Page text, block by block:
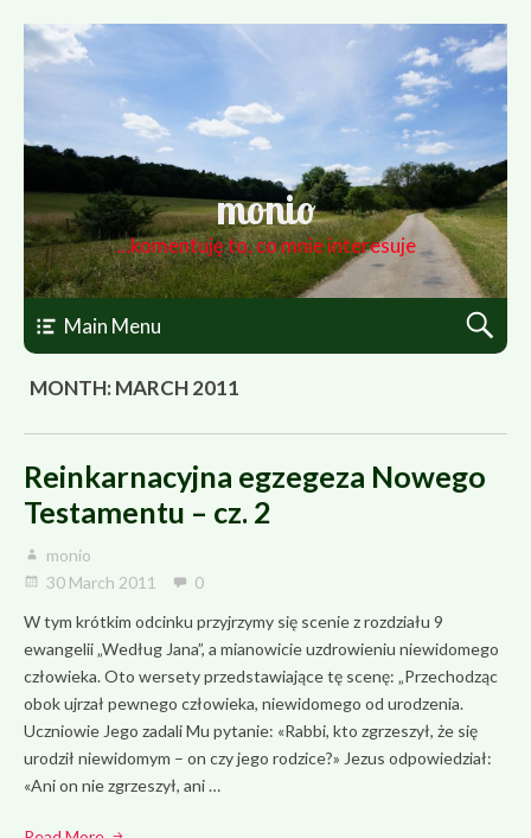
monio
…komentuję to, co mnie interesuje
Main Menu
MONTH: MARCH 2011
Reinkarnacyjna egzegeza Nowego
Testamentu – cz. 2
monio
30 March 2011
0
W tym krótkim odcinku przyjrzymy się scenie z rozdziału 9
ewangelii „Według Jana”, a mianowicie uzdrowieniu niewidomego
człowieka. Oto wersety przedstawiające tę scenę: „Przechodząc
obok ujrzał pewnego człowieka, niewidomego od urodzenia.
Uczniowie Jego zadali Mu pytanie: «Rabbi, kto zgrzeszył, że się
urodził niewidomym – on czy jego rodzice?» Jezus odpowiedział:
«Ani on nie zgrzeszył, ani …